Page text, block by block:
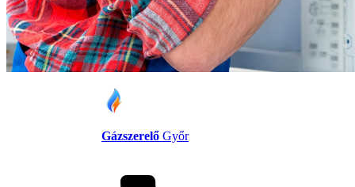
Gázszerelő Győr